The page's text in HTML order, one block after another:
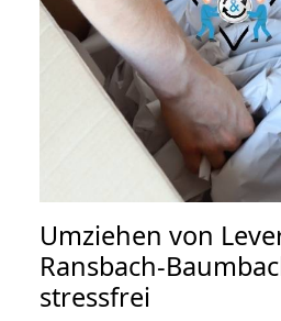
Umziehen von
Ransbach-
stressfrei